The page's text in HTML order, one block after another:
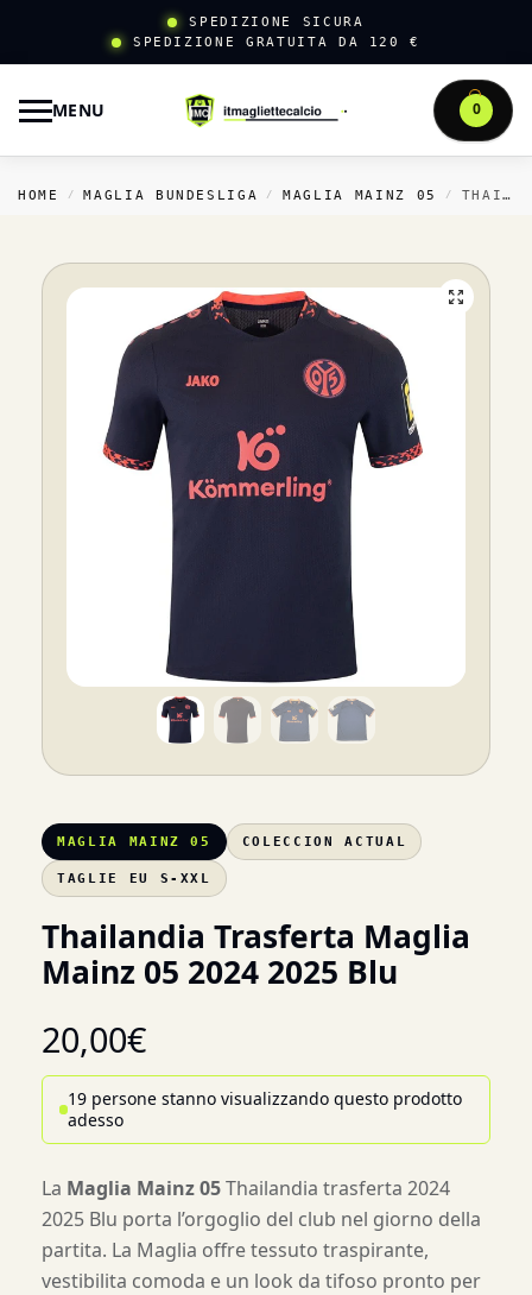
SPEDIZIONE SICURA
SPEDIZIONE GRATUITA DA 120 €
MENU 0
HOME / MAGLIA BUNDESLIGA / MAGLIA MAINZ 05 / THAILANDIA TRASFERTA MAGLIA MAINZ 05 2024 2025 BLU
MAGLIA MAINZ 05 COLECCION ACTUAL
TAGLIE EU S-XXL
Thailandia Trasferta Maglia
Mainz 05 2024 2025 Blu
20,00€
19 persone stanno visualizzando questo prodotto
adesso
La Maglia Mainz 05Thailandia trasferta 2024
2025 Blu porta l’orgoglio del club nel giorno della
partita. La Maglia offre tessuto traspirante,
vestibilita comoda e un look da tifoso pronto per